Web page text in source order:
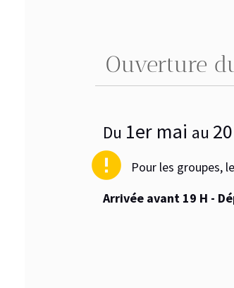
Ouverture du
1er maiau 20
Pour les groupes, le
Arrivée avant 19 H -
error